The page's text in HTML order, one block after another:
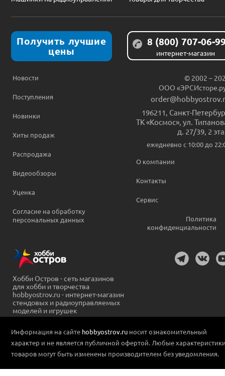
Получить лучшие
цены
8 (800) 707-06-
интернет-магазин
Новости
Поступления
Новинки
Хиты продаж
Распродажа
Видеообзоры
Уценка
Согласие на обработку
персональных данных
© 2002 –
ООО
196211, Санкт-
ТК «Космос», ул.
д. 27/39, 2
ежедневно c 10:00 до
О компании
Контакты
Сервис
Политика
конфиденциальности
Хобби Остров - сеть магазинов
для хобби и творчества
hobbyostrov.ru - интернет-магазин
стендовых и радиоуправляемых
моделей и игрушек
Информация на сайте hobbyostrov.ru носит ознакомительный
характер и не является публичной офертой. Любые
товаров могут быть изменены производителем без уведомления.